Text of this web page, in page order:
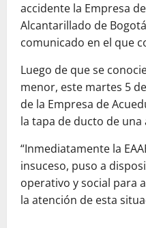
accidente la Empresa
Alcantarillado de
comunicado en el que
Luego de que se
menor, este martes 5
de la Empresa de
la tapa de ducto de una
“Inmediatamente la
insuceso, puso a
operativo y social para
la atención de esta